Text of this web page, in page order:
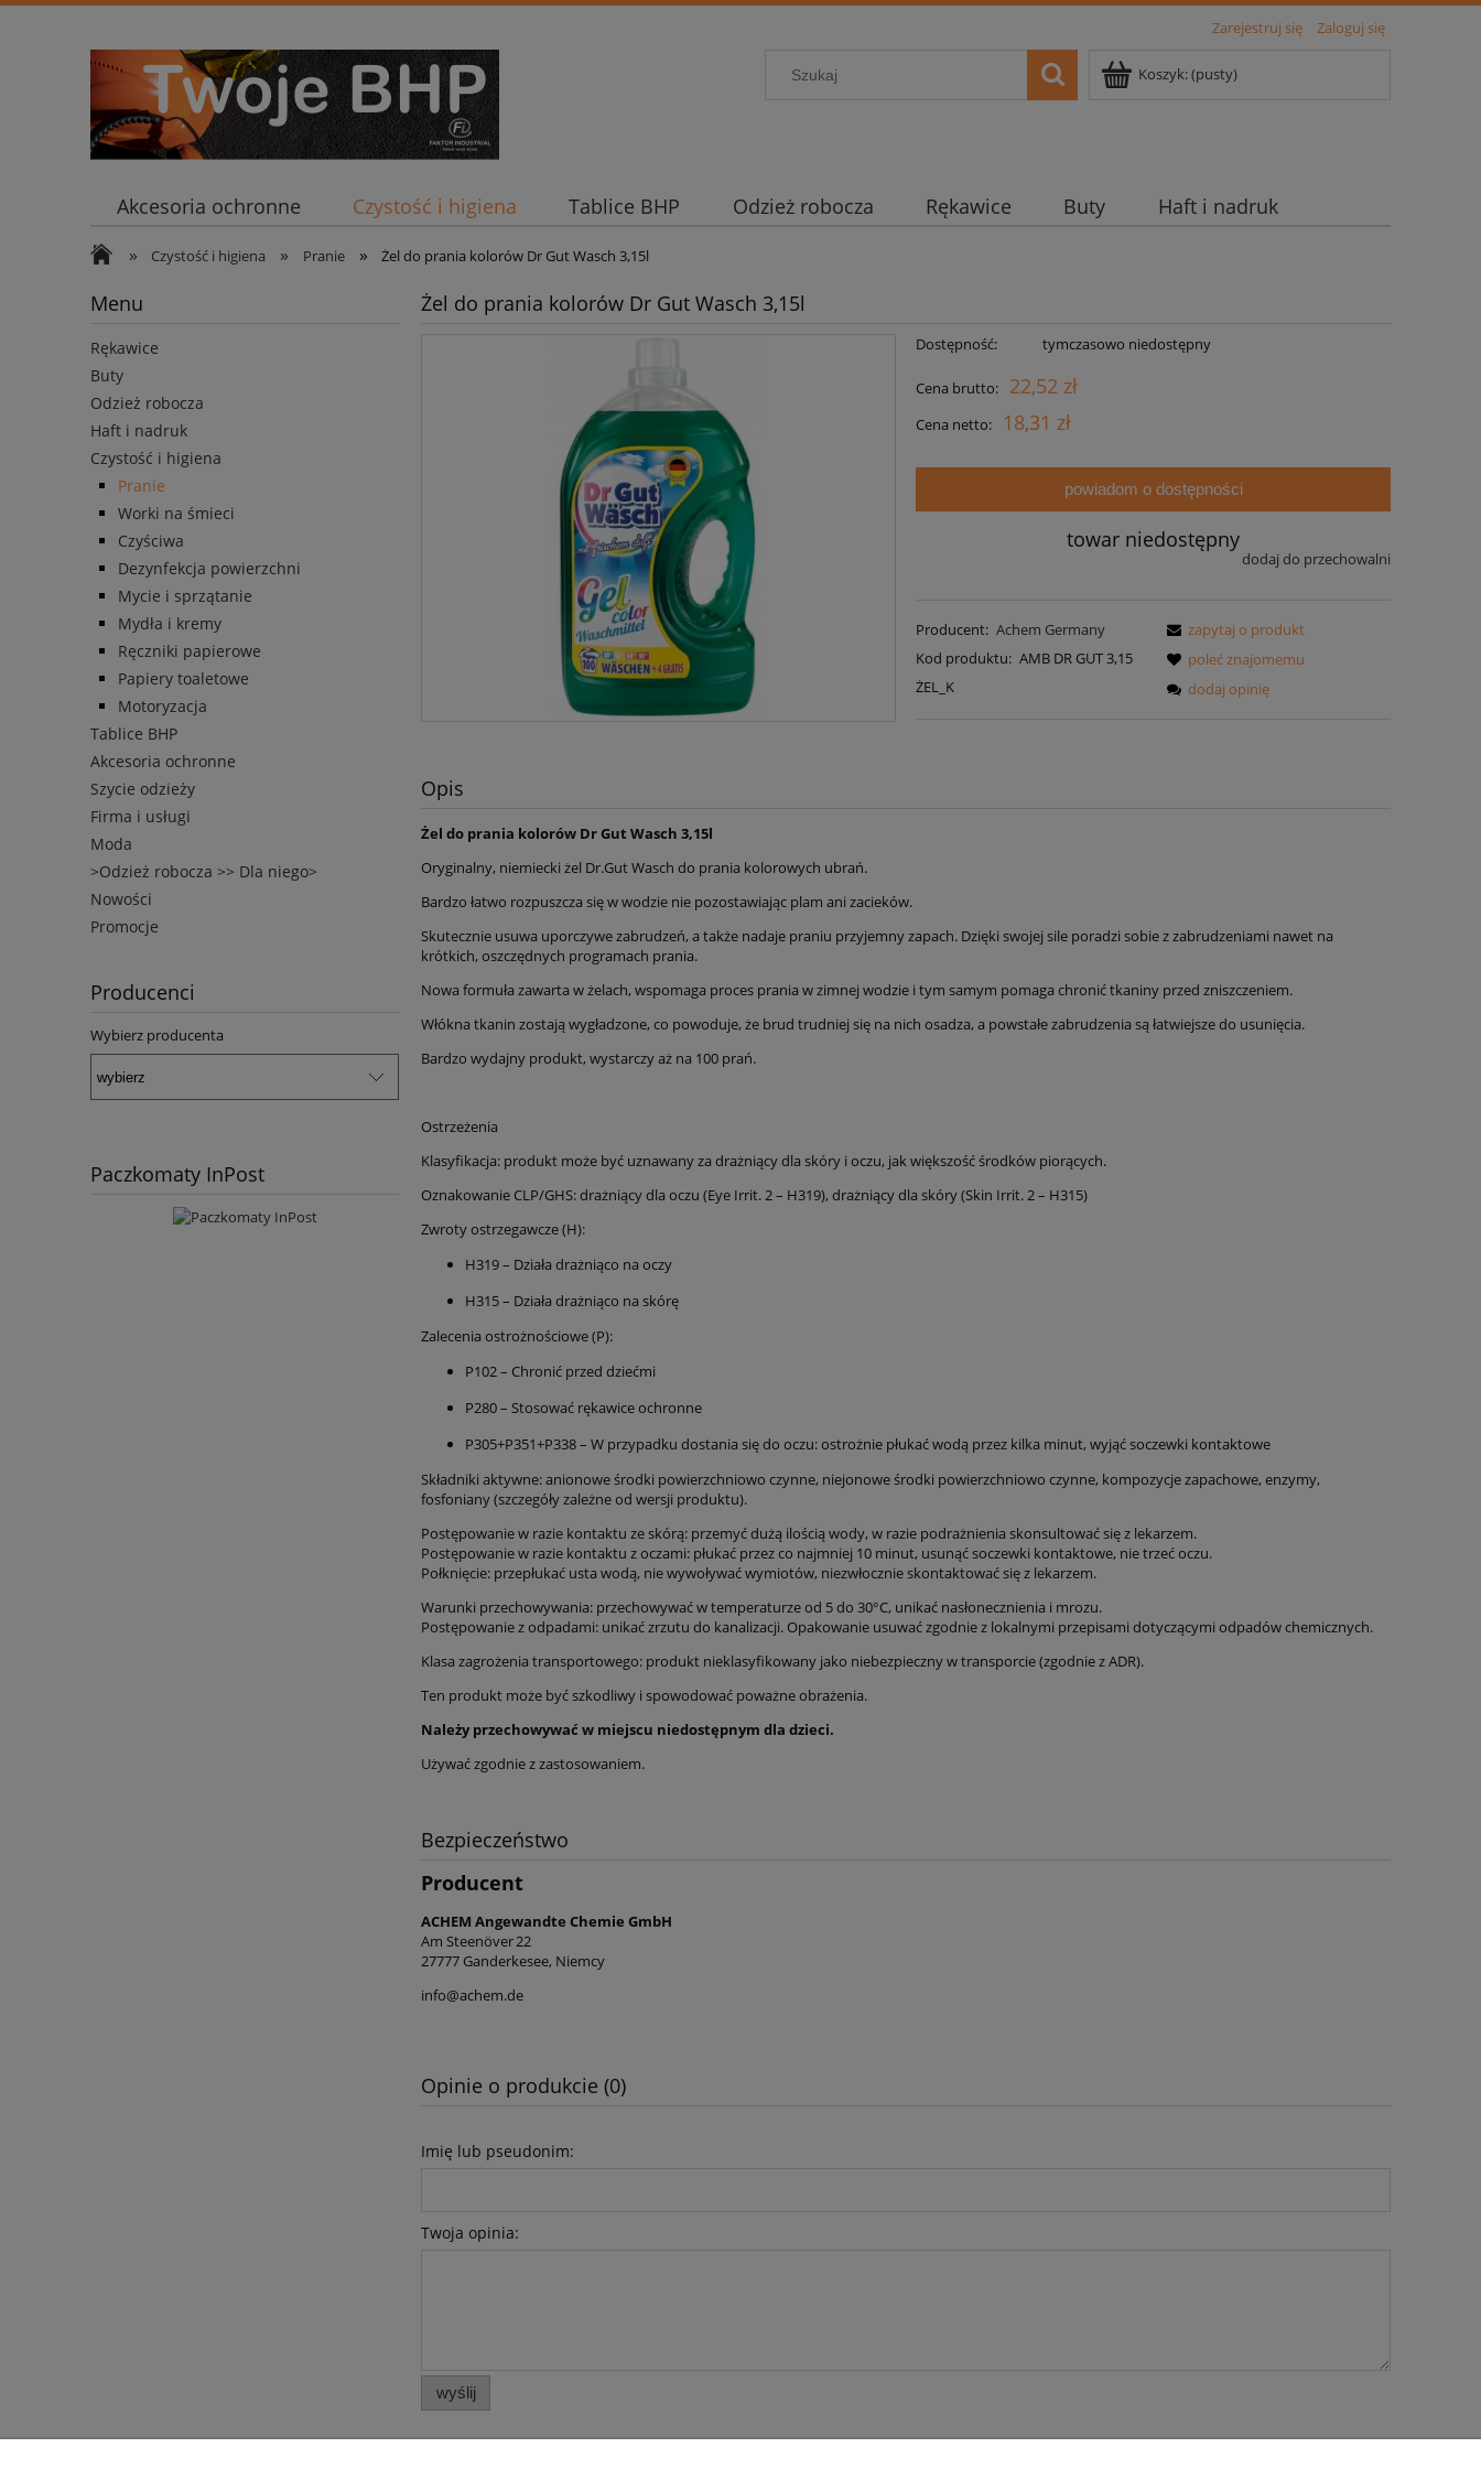
Zarejestruj się Zaloguj się
Koszyk:(pusty)
Akcesoria ochronne Czystość i higiena Tablice BHP Odzież robocza Rękawice Buty Haft i nadruk
» Czystość i higiena » Pranie » Żel do prania kolorów Dr Gut Wasch 3,15l
Menu
Rękawice
Buty
Odzież robocza
Haft i nadruk
Czystość i higiena
Pranie
Worki na śmieci
Czyściwa
Dezynfekcja powierzchni
Mycie i sprzątanie
Mydła i kremy
Ręczniki papierowe
Papiery toaletowe
Motoryzacja
Tablice BHP
Akcesoria ochronne
Szycie odzieży
Firma i usługi
Moda
>Odzież robocza >> Dla niego>
Nowości
Promocje
Producenci
Wybierz producenta
Paczkomaty InPost
Żel do prania kolorów Dr Gut Wasch 3,15l
Dostępność: tymczasowo niedostępny
Cena brutto: 22,52 zł
Cena netto: 18,31 zł
powiadom o dostępności
towar niedostępny
dodaj do przechowalni
Producent: Achem Germany
Kod produktu: AMB DR GUT 3,15
ŻEL_K
zapytaj o produkt
poleć znajomemu
dodaj opinię
Opis
Żel do prania kolorów Dr Gut Wasch 3,15l
Oryginalny, niemiecki żel Dr.Gut Wasch do prania kolorowych ubrań.
Bardzo łatwo rozpuszcza się w wodzie nie pozostawiając plam ani zacieków.
Skutecznie usuwa uporczywe zabrudzeń, a także nadaje praniu przyjemny zapach. Dzięki swojej sile poradzi sobie z zabrudzeniami nawet na
krótkich, oszczędnych programach prania.
Nowa formuła zawarta w żelach, wspomaga proces prania w zimnej wodzie i tym samym pomaga chronić tkaniny przed zniszczeniem.
Włókna tkanin zostają wygładzone, co powoduje, że brud trudniej się na nich osadza, a powstałe zabrudzenia są łatwiejsze do usunięcia.
Bardzo wydajny produkt, wystarczy aż na 100 prań.
Ostrzeżenia
Klasyfikacja: produkt może być uznawany za drażniący dla skóry i oczu, jak większość środków piorących.
Oznakowanie CLP/GHS: drażniący dla oczu (Eye Irrit. 2 – H319), drażniący dla skóry (Skin Irrit. 2 – H315)
Zwroty ostrzegawcze (H):
H319 – Działa drażniąco na oczy
H315 – Działa drażniąco na skórę
Zalecenia ostrożnościowe (P):
P102 – Chronić przed dziećmi
P280 – Stosować rękawice ochronne
P305+P351+P338 – W przypadku dostania się do oczu: ostrożnie płukać wodą przez kilka minut, wyjąć soczewki kontaktowe
Składniki aktywne: anionowe środki powierzchniowo czynne, niejonowe środki powierzchniowo czynne, kompozycje zapachowe, enzymy,
fosfoniany (szczegóły zależne od wersji produktu).
Postępowanie w razie kontaktu ze skórą: przemyć dużą ilością wody, w razie podrażnienia skonsultować się z lekarzem.
Postępowanie w razie kontaktu z oczami: płukać przez co najmniej 10 minut, usunąć soczewki kontaktowe, nie trzeć oczu.
Połknięcie: przepłukać usta wodą, nie wywoływać wymiotów, niezwłocznie skontaktować się z lekarzem.
Warunki przechowywania: przechowywać w temperaturze od 5 do 30°C, unikać nasłonecznienia i mrozu.
Postępowanie z odpadami: unikać zrzutu do kanalizacji. Opakowanie usuwać zgodnie z lokalnymi przepisami dotyczącymi odpadów chemicznych.
Klasa zagrożenia transportowego: produkt nieklasyfikowany jako niebezpieczny w transporcie (zgodnie z ADR).
Ten produkt może być szkodliwy i spowodować poważne obrażenia.
Należy przechowywać w miejscu niedostępnym dla dzieci.
Używać zgodnie z zastosowaniem.
Bezpieczeństwo
Producent
ACHEM Angewandte Chemie GmbH
Am Steenöver 22
27777 Ganderkesee, Niemcy
info@achem.de
Opinie o produkcie (0)
Imię lub pseudonim:
Twoja opinia:
wyślij